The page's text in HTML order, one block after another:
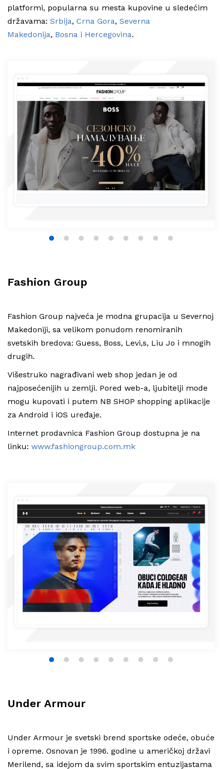
platformi, popularna su mesta kupovine u sledećim
državama: Srbija, Crna Gora, Severna
Makedonija, Bosna i Hercegovina.
1 2 3 4 5 6 7 8 9
Fashion Group
Fashion Group najveća je modna grupacija u Severnoj
Makedoniji, sa velikom ponudom renomiranih
svetskih bredova: Guess, Boss, Levi‚s, Liu Jo i mnogih
drugih.
Višestruko nagrađivani web shop jedan je od
najposećenijih u zemlji. Pored web-a, ljubitelji mode
mogu kupovati i putem NB SHOP shopping aplikacije
za Android i iOS uređaje.
Internet prodavnica Fashion Group dostupna je na
linku: www.fashiongroup.com.mk
1 2 3 4 5 6 7 8 9
Under Armour
Under Armour je svetski brend sportske odeće, obuće
i opreme. Osnovan je 1996. godine u američkoj državi
Merilend, sa idejom da svim sportskim entuzijastama